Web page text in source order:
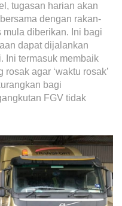
tugasan harian akan
dengan rakan-
diberikan. Ini bagi
dapat dijalankan
Ini termasuk membaik
agar ‘waktu rosak’
bagi
FGV tidak